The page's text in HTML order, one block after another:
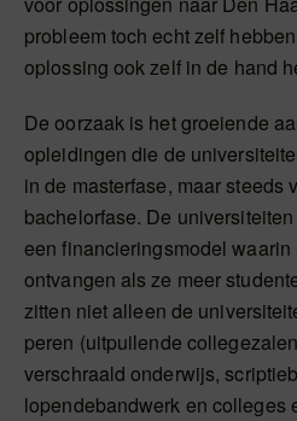
probleem toch echt zelf
oplossing ook zelf in de hand
De oorzaak is het groeiende
opleidingen die de
in de masterfase, maar steeds
bachelorfase. De
een financieringsmodel
ontvangen als ze meer
zitten niet alleen de
peren (uitpuilende
verschraald onderwijs,
lopendebandwerk en colleges